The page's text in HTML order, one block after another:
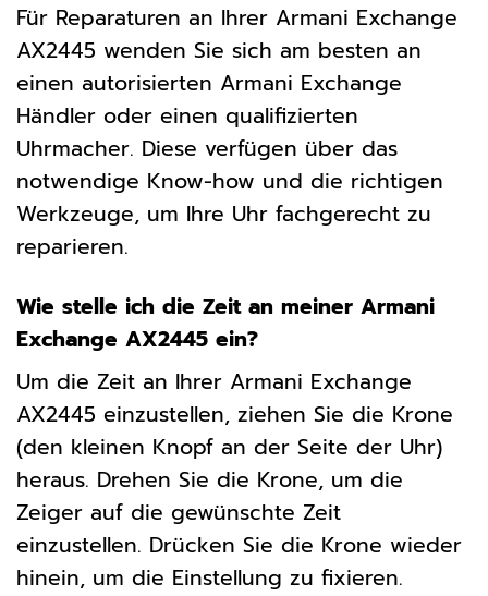
Für Reparaturen an Ihrer Armani Exchange
AX2445 wenden Sie sich am besten an
einen autorisierten Armani Exchange
Händler oder einen qualifizierten
Uhrmacher. Diese verfügen über das
notwendige Know-how und die richtigen
Werkzeuge, um Ihre Uhr fachgerecht zu
reparieren.
Wie stelle ich die Zeit an meiner Armani
Exchange AX2445 ein?
Um die Zeit an Ihrer Armani Exchange
AX2445 einzustellen, ziehen Sie die Krone
(den kleinen Knopf an der Seite der Uhr)
heraus. Drehen Sie die Krone, um die
Zeiger auf die gewünschte Zeit
einzustellen. Drücken Sie die Krone wieder
hinein, um die Einstellung zu fixieren.